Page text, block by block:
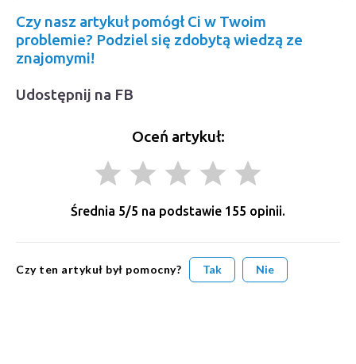
Czy nasz artykuł pomógł Ci w Twoim
problemie? Podziel się zdobytą wiedzą ze
znajomymi!
Udostępnij na FB
Oceń artykuł:
grade grade grade grade grade
Średnia 5/5 na podstawie 155 opinii.
Czy ten artykuł był pomocny? Tak Nie